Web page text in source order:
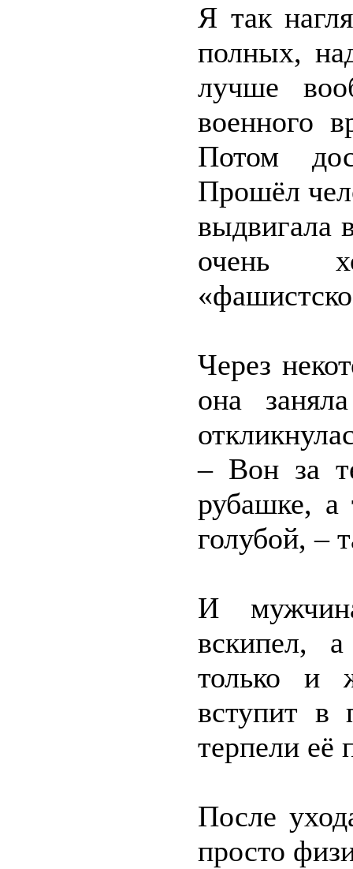
Я так
полных,
лучше
военного
Потом
Прошёл
выдвигала
очень
Через
она
– Вон за
рубашке, а
голубой, –
И
вскипел,
только и
вступит в
терпели её
После
просто